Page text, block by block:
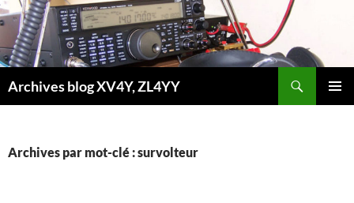
Aller
au
contenu
Archives blog XV4Y, ZL4YY
Archives par mot-clé : survolteur